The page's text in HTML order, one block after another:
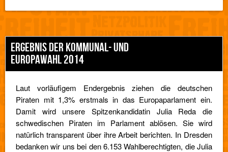
ERGEBNIS DER KOMMUNAL- UND
EUROPAWAHL 2014
Laut vorläufigem Endergebnis ziehen die deutschen
Piraten mit 1,3% erstmals in das Europaparlament ein.
Damit wird unsere Spitzenkandidatin Julia Reda die
schwedischen Piraten im Parlament ablösen. Sie wird
natürlich transparent über ihre Arbeit berichten. In Dresden
bedanken wir uns bei den 6.153 Wahlberechtigten, die Julia